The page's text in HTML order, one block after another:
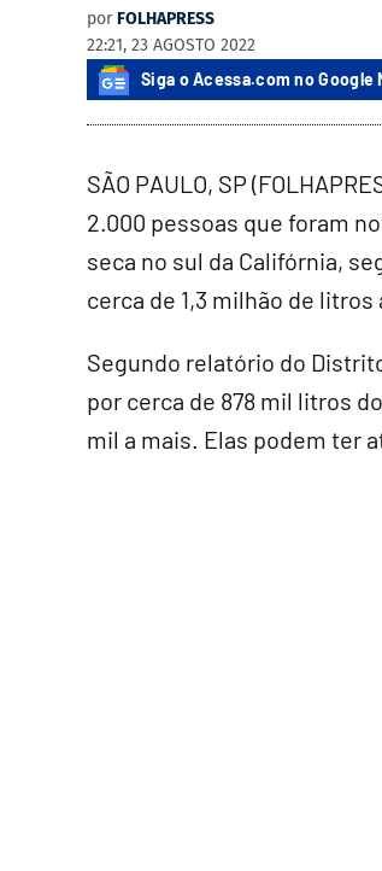
por FOLHAPRESS
22:21, 23 AGOSTO 2022
Siga o Acessa.com no Google
SÃO PAULO, SP
2.000 pessoas que foram
seca no sul da Califórnia,
cerca de 1,3 milhão de
Segundo relatório do
por cerca de 878 mil litros
mil a mais. Elas podem ter